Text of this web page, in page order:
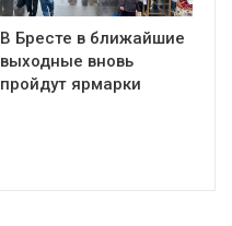
В Бресте в ближайшие
выходные вновь
пройдут ярмарки